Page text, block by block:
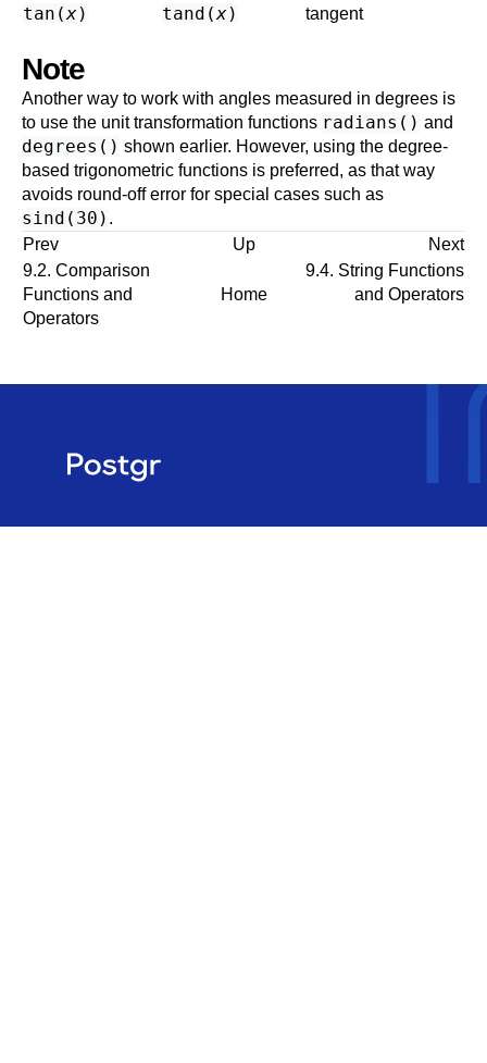
tan(x) tand(x) tangent
Note
Another way to work with angles measured in degrees is
to use the unit transformation functions radians() and
degrees() shown earlier. However, using the degree-
based trigonometric functions is preferred, as that way
avoids round-off error for special cases such as
sind(30) .
Prev
Up
Next
9.2. Comparison
Functions and
Operators
Home
9.4. String Functions
and Operators